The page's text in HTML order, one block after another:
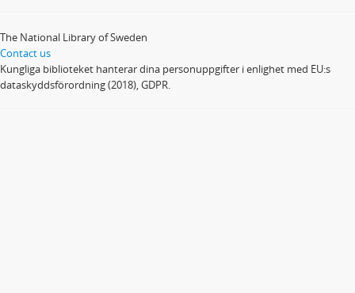
The National Library of Sweden
Contact us
Kungliga biblioteket hanterar dina personuppgifter i enlighet med EU:s
dataskyddsförordning (2018), GDPR.